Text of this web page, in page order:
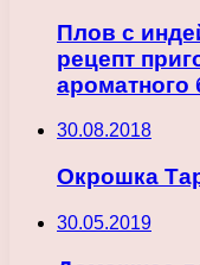
Плов с
рецепт
ароматного
30.08.2018
Окрошка
30.05.2019